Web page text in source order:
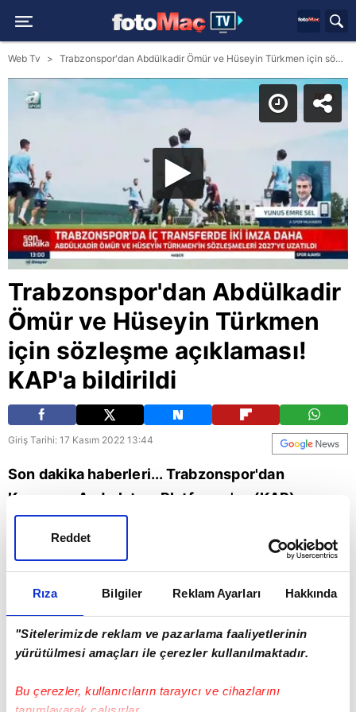
Rıza Bilgiler Reklam Ayarları Hakkında
"Sitelerimizde reklam ve pazarlama faaliyetlerinin
yürütülmesi amaçları ile çerezler kullanılmaktadır.
Bu çerezler, kullanıcıların tarayıcı ve cihazlarını
Reddet
Web Tv Trabzonspor'dan Abdülkadir Ömür ve Hüseyin Türkmen için sözleşme açıklaması! KAP'a bildirildi
Trabzonspor'dan Abdülkadir
Ömür ve Hüseyin Türkmen
için sözleşme açıklaması!
KAP'a bildirildi
Giriş Tarihi: 17 Kasım 2022 13:44
Son dakika haberleri... Trabzonspor'dan
Kamuoyu Aydınlatma Platformu'na (KAP)
açıklama geldi. Bordo-mavili ekip, Abdülkadir
Ömür ve Hüseyin Türkmen'in sözleşmesini
uzattığını bildirdi. İşte detaylar...